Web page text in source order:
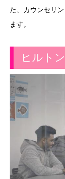
た、カウンセリ
ます。
ヒルト